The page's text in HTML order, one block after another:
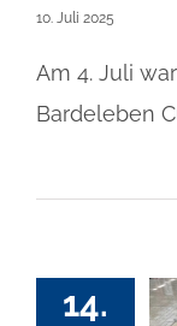
10. Juli 2025
Am 4. Juli
Bardeleben
14.